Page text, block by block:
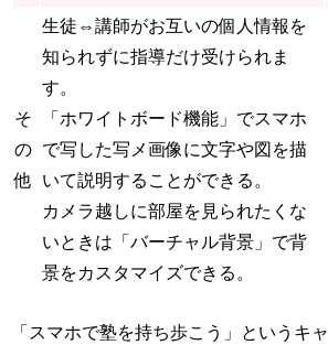
そ
の
他
生徒⇔講師がお互いの個人情報を
知られずに指導だけ受けられま
す。
「ホワイトボード機能」でスマホ
で写した写メ画像に文字や図を描
いて説明することができる。
カメラ越しに部屋を見られたくな
いときは「バーチャル背景」で背
景をカスタマイズできる。
「スマホで塾を持ち歩こう」というキャ